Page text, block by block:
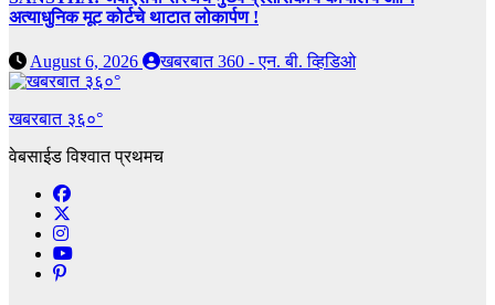
अत्याधुनिक मूट कोर्टचे थाटात लोकार्पण !
August 6, 2026 खबरबात 360 - एन. बी. व्हिडिओ
खबरबात ३६०°
वेबसाईड विश्वात प्रथमच